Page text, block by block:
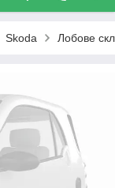
Skoda Лобове